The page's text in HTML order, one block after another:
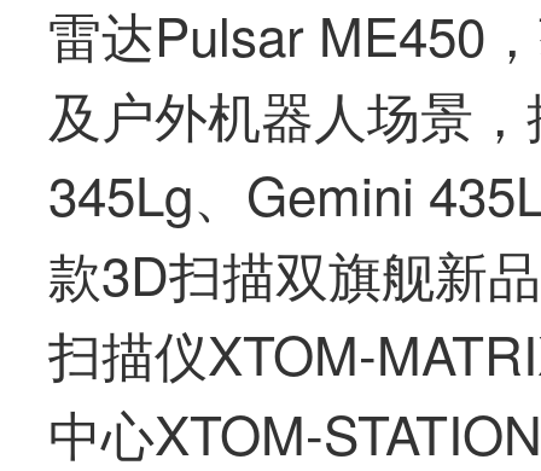
雷达Pulsar ME450
及户外机器人场景
345Lg、Gemini
款3D扫描双旗舰新
扫描仪XTOM-
中心XTOM-